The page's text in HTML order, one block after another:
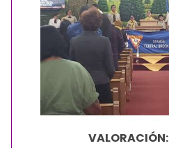
VALORACIÓN: